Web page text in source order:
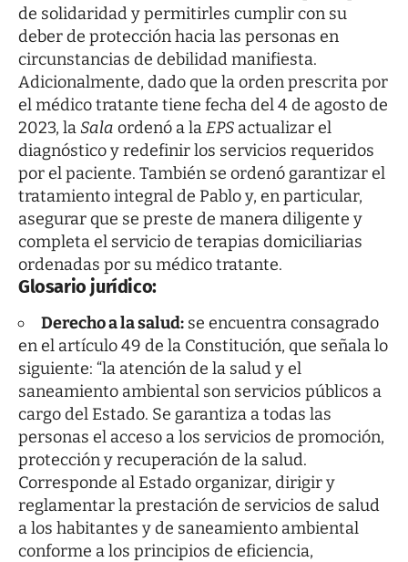
de solidaridad y permitirles cumplir con su
deber de protección hacia las personas en
circunstancias de debilidad manifiesta.
Adicionalmente, dado que la orden prescrita por
el médico tratante tiene fecha del 4 de agosto de
2023, laSala ordenó a laEPS actualizar el
diagnóstico y redefinir los servicios requeridos
por el paciente. También se ordenó garantizar el
tratamiento integral de Pablo y, en particular,
asegurar que se preste de manera diligente y
completa el servicio de terapias domiciliarias
ordenadas por su médico tratante.
Glosario jurídico:
Derecho a la salud: se encuentra consagrado
en el artículo 49 de la Constitución, que señala lo
siguiente: “la atención de la salud y el
saneamiento ambiental son servicios públicos a
cargo del Estado. Se garantiza a todas las
personas el acceso a los servicios de promoción,
protección y recuperación de la salud.
Corresponde al Estado organizar, dirigir y
reglamentar la prestación de servicios de salud
a los habitantes y de saneamiento ambiental
conforme a los principios de eficiencia,